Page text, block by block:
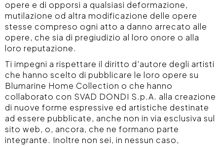
opere e di opporsi a qualsiasi deformazione,
mutilazione od altra modificazione delle opere
stesse compreso ogni atto a danno arrecato alle
opere, che sia di pregiudizio al loro onore o alla
loro reputazione.
Ti impegni a rispettare il diritto d'autore degli artisti
che hanno scelto di pubblicare le loro opere su
Blumarine Home Collection o che hanno
collaborato con SVAD DONDI S.p.A. alla creazione
di nuove forme espressive ed artistiche destinate
ad essere pubblicate, anche non in via esclusiva sul
sito web, o, ancora, che ne formano parte
integrante. Inoltre non sei, in nessun caso,